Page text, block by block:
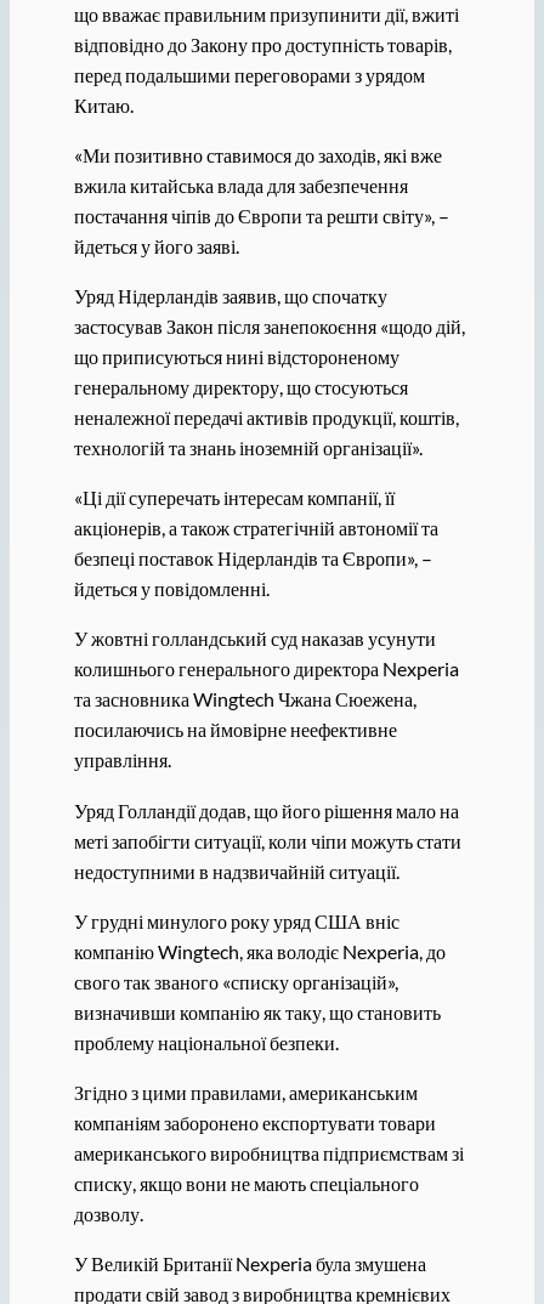
що вважає правильним призупинити дії, вжиті
відповідно до Закону про доступність товарів,
перед подальшими переговорами з урядом
Китаю.
«Ми позитивно ставимося до заходів, які вже
вжила китайська влада для забезпечення
постачання чіпів до Європи та решти світу», –
йдеться у його заяві.
Уряд Нідерландів заявив, що спочатку
застосував Закон після занепокоєння «щодо дій,
що приписуються нині відстороненому
генеральному директору, що стосуються
неналежної передачі активів продукції, коштів,
технологій та знань іноземній організації».
«Ці дії суперечать інтересам компанії, її
акціонерів, а також стратегічній автономії та
безпеці поставок Нідерландів та Європи», –
йдеться у повідомленні.
У жовтні голландський суд наказав усунути
колишнього генерального директора Nexperia
та засновника Wingtech Чжана Сюежена,
посилаючись на ймовірне неефективне
управління.
Уряд Голландії додав, що його рішення мало на
меті запобігти ситуації, коли чіпи можуть стати
недоступними в надзвичайній ситуації.
У грудні минулого року уряд США вніс
компанію Wingtech, яка володіє Nexperia, до
свого так званого «списку організацій»,
визначивши компанію як таку, що становить
проблему національної безпеки.
Згідно з цими правилами, американським
компаніям заборонено експортувати товари
американського виробництва підприємствам зі
списку, якщо вони не мають спеціального
дозволу.
У Великій Британії Nexperia була змушена
продати свій завод з виробництва кремнієвих